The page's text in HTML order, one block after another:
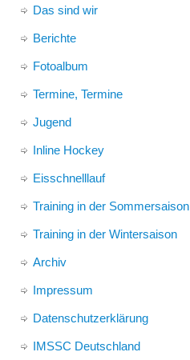
Das sind wir
Berichte
Fotoalbum
Termine, Termine
Jugend
Inline Hockey
Eisschnelllauf
Training in der Sommersaison
Training in der Wintersaison
Archiv
Impressum
Datenschutzerklärung
IMSSC Deutschland